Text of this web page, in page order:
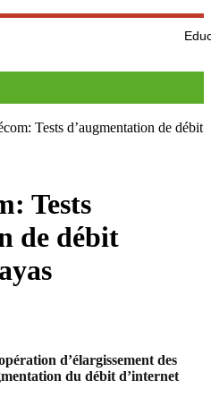
Education
Tests d’augmentation de débit
Tests
de débit
d’élargissement des
du débit d’internet